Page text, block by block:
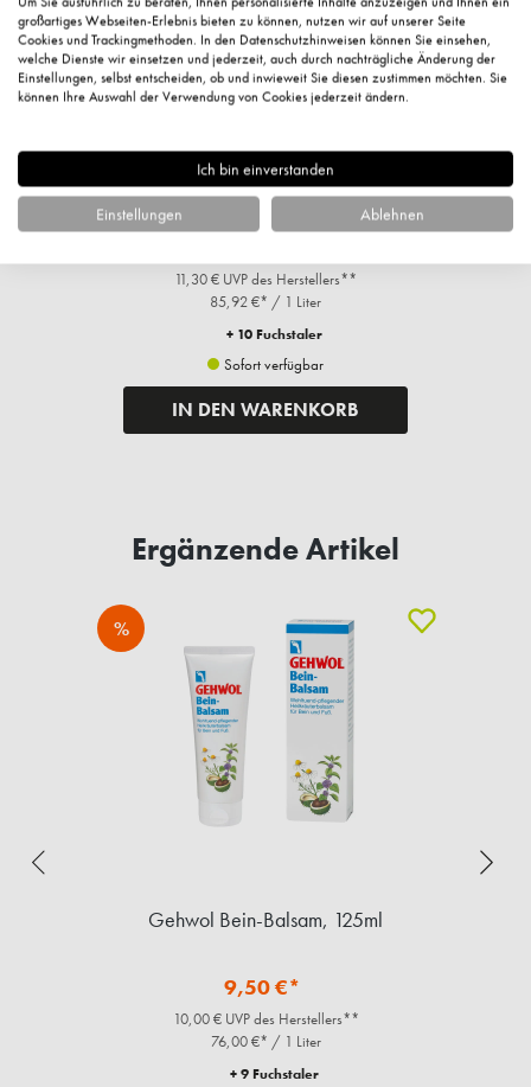
Gehwol Softening Balsam, 125ml
11,30 € UVP des Herstellers**
85,92 €* / 1 Liter
+ 10 Fuchstaler
Sofort verfügbar
IN DEN WARENKORB
Ergänzende Artikel
%
Gehwol Bein-Balsam, 125ml
9,50 €*
10,00 € UVP des Herstellers**
76,00 €* / 1 Liter
+ 9 Fuchstaler
großartiges Webseiten-Erlebnis bieten zu können, nutzen wir auf unserer Seite
Cookies und Trackingmethoden. In den Datenschutzhinweisen können Sie einsehen,
welche Dienste wir einsetzen und jederzeit, auch durch nachträgliche Änderung der
Einstellungen, selbst entscheiden, ob und inwieweit Sie diesen zustimmen möchten. Sie
können Ihre Auswahl der Verwendung von Cookies jederzeit ändern.
Ich bin einverstanden
Einstellungen Ablehnen